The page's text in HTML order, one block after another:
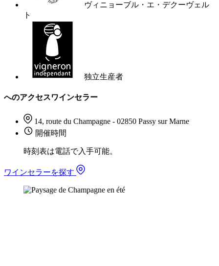
ヴィニョーブル・エ・デクーヴェル
ト
独立生産者
へのアクセスワインセラー
14, route du Champagne - 02850 Passy sur Marne
開催時間
時刻表は電話で入手可能。
ワインセラーを探す